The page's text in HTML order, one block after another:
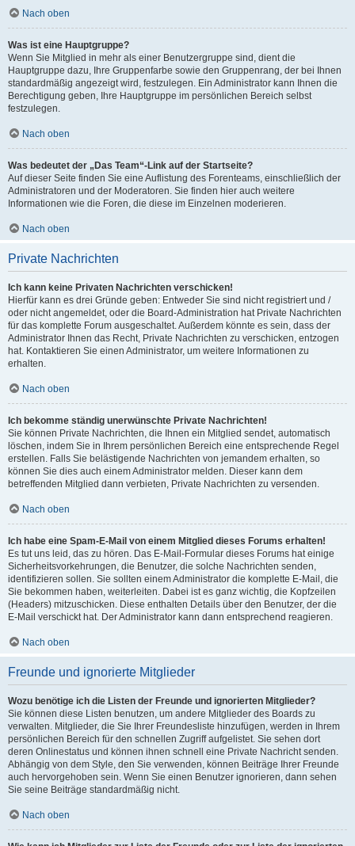
Nach oben
Was ist eine Hauptgruppe?
Wenn Sie Mitglied in mehr als einer Benutzergruppe sind, dient die
Hauptgruppe dazu, Ihre Gruppenfarbe sowie den Gruppenrang, der bei Ihnen
standardmäßig angezeigt wird, festzulegen. Ein Administrator kann Ihnen die
Berechtigung geben, Ihre Hauptgruppe im persönlichen Bereich selbst
festzulegen.
Nach oben
Was bedeutet der „Das Team“-Link auf der Startseite?
Auf dieser Seite finden Sie eine Auflistung des Forenteams, einschließlich der
Administratoren und der Moderatoren. Sie finden hier auch weitere
Informationen wie die Foren, die diese im Einzelnen moderieren.
Nach oben
Private Nachrichten
Ich kann keine Privaten Nachrichten verschicken!
Hierfür kann es drei Gründe geben: Entweder Sie sind nicht registriert und /
oder nicht angemeldet, oder die Board-Administration hat Private Nachrichten
für das komplette Forum ausgeschaltet. Außerdem könnte es sein, dass der
Administrator Ihnen das Recht, Private Nachrichten zu verschicken, entzogen
hat. Kontaktieren Sie einen Administrator, um weitere Informationen zu
erhalten.
Nach oben
Ich bekomme ständig unerwünschte Private Nachrichten!
Sie können Private Nachrichten, die Ihnen ein Mitglied sendet, automatisch
löschen, indem Sie in Ihrem persönlichen Bereich eine entsprechende Regel
erstellen. Falls Sie belästigende Nachrichten von jemandem erhalten, so
können Sie dies auch einem Administrator melden. Dieser kann dem
betreffenden Mitglied dann verbieten, Private Nachrichten zu versenden.
Nach oben
Ich habe eine Spam-E-Mail von einem Mitglied dieses Forums erhalten!
Es tut uns leid, das zu hören. Das E-Mail-Formular dieses Forums hat einige
Sicherheitsvorkehrungen, die Benutzer, die solche Nachrichten senden,
identifizieren sollen. Sie sollten einem Administrator die komplette E-Mail, die
Sie bekommen haben, weiterleiten. Dabei ist es ganz wichtig, die Kopfzeilen
(Headers) mitzuschicken. Diese enthalten Details über den Benutzer, der die
E-Mail verschickt hat. Der Administrator kann dann entsprechend reagieren.
Nach oben
Freunde und ignorierte Mitglieder
Wozu benötige ich die Listen der Freunde und ignorierten Mitglieder?
Sie können diese Listen benutzen, um andere Mitglieder des Boards zu
verwalten. Mitglieder, die Sie Ihrer Freundesliste hinzufügen, werden in Ihrem
persönlichen Bereich für den schnellen Zugriff aufgelistet. Sie sehen dort
deren Onlinestatus und können ihnen schnell eine Private Nachricht senden.
Abhängig von dem Style, den Sie verwenden, können Beiträge Ihrer Freunde
auch hervorgehoben sein. Wenn Sie einen Benutzer ignorieren, dann sehen
Sie seine Beiträge standardmäßig nicht.
Nach oben